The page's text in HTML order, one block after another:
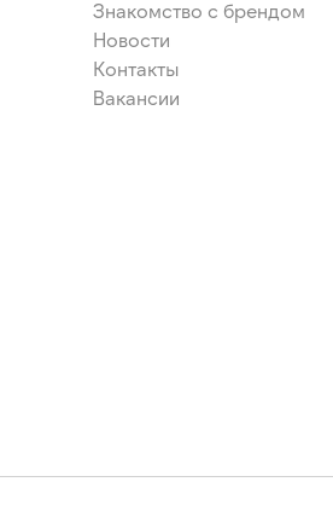
Знакомство с брендом
Новости
Контакты
Вакансии